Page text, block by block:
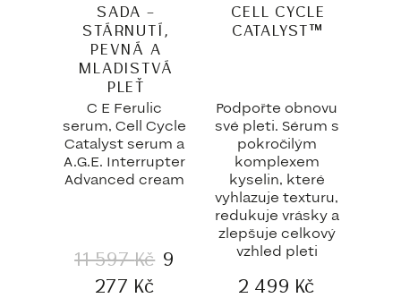
SADA –
STÁRNUTÍ,
PEVNÁ A
MLADISTVÁ
PLEŤ
C E Ferulic
serum, Cell Cycle
Catalyst serum a
A.G.E. Interrupter
Advanced cream
11 597Kč 9
277 Kč
CELL CYCLE
CATALYST™
Podpořte obnovu
své pleti. Sérum s
pokročilým
komplexem
kyselin, které
vyhlazuje texturu,
redukuje vrásky a
zlepšuje celkový
vzhled pleti
2 499 Kč